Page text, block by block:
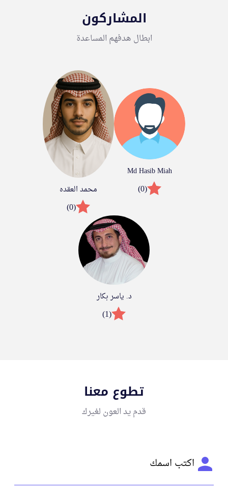
المشاركون
ابطال هدفهم المساعدة
Md Hasib Miah
(0) محمد العقده
(0)
د. ياسر بكار
(1)
تطوع معنا
قدم يد العون لغيرك